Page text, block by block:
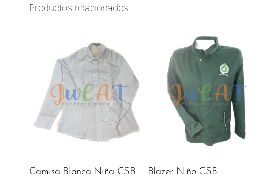
Productos relacionados
Camisa Blanca Niña CSB Blazer Niño CSB